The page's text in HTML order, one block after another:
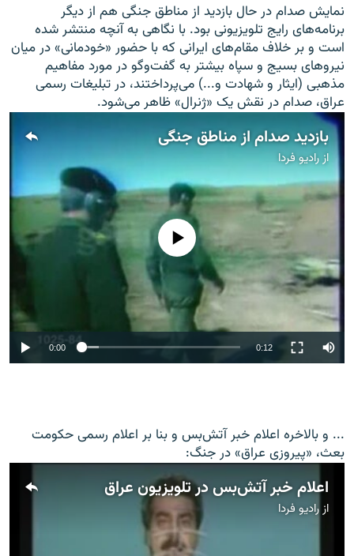
نمایش صدام در حال بازدید از مناطق جنگی هم از دیگر
برنامه‌های رایج تلویزیونی بود. با نگاهی به آنچه منتشر شده
است و بر خلاف مقام‌های ایرانی که با حضور «خودمانی» در میان
نیروهای بسیج و سپاه بیشتر به گفت‌وگو در مورد مفاهیم
مذهبی (ایثار و شهادت و...) می‌پرداختند، در تبلیغات رسمی
عراق، صدام در نقش یک «ژنرال» ظاهر می‌شود.
بازدید صدام از مناطق جنگی
ازرادیو فردا
No media source currently available
0:00 0:12
... و بالاخره اعلام خبر آتش‌بس و بنا بر اعلام رسمی حکومت
بعث، «پیروزی عراق» در جنگ:
اعلام خبر آتش‌بس در تلویزیون عراق
ازرادیو فردا